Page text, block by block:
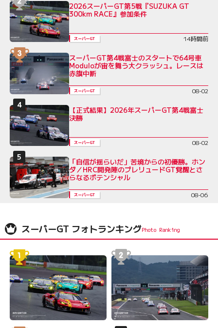
2026スーパーGT第5戦『SUZUKA GT
300km RACE』参加条件
スーパーGT 14時間前
スーパーGT第4戦富士のスタートで64号車
Moduloが宙を舞う大クラッシュ。レースは
赤旗中断
スーパーGT 08-02
【正式結果】2026年スーパーGT第4戦富士
決勝
スーパーGT 08-02
「自信が揺らいだ」苦境からの初優勝。ホン
ダ／HRC開発陣のプレリュードGT覚醒とさ
らなるポテンシャル
スーパーGT 08-06
スーパーGT フォトランキング